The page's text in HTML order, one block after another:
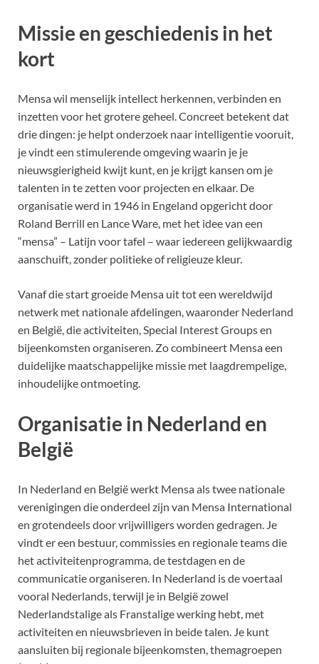
Missie en geschiedenis in het
kort
Mensa wil menselijk intellect herkennen, verbinden en
inzetten voor het grotere geheel. Concreet betekent dat
drie dingen: je helpt onderzoek naar intelligentie vooruit,
je vindt een stimulerende omgeving waarin je je
nieuwsgierigheid kwijt kunt, en je krijgt kansen om je
talenten in te zetten voor projecten en elkaar. De
organisatie werd in 1946 in Engeland opgericht door
Roland Berrill en Lance Ware, met het idee van een
“mensa” – Latijn voor tafel – waar iedereen gelijkwaardig
aanschuift, zonder politieke of religieuze kleur.
Vanaf die start groeide Mensa uit tot een wereldwijd
netwerk met nationale afdelingen, waaronder Nederland
en België, die activiteiten, Special Interest Groups en
bijeenkomsten organiseren. Zo combineert Mensa een
duidelijke maatschappelijke missie met laagdrempelige,
inhoudelijke ontmoeting.
Organisatie in Nederland en
België
In Nederland en België werkt Mensa als twee nationale
verenigingen die onderdeel zijn van Mensa International
en grotendeels door vrijwilligers worden gedragen. Je
vindt er een bestuur, commissies en regionale teams die
het activiteitenprogramma, de testdagen en de
communicatie organiseren. In Nederland is de voertaal
vooral Nederlands, terwijl je in België zowel
Nederlandstalige als Franstalige werking hebt, met
activiteiten en nieuwsbrieven in beide talen. Je kunt
aansluiten bij regionale bijeenkomsten, themagroepen